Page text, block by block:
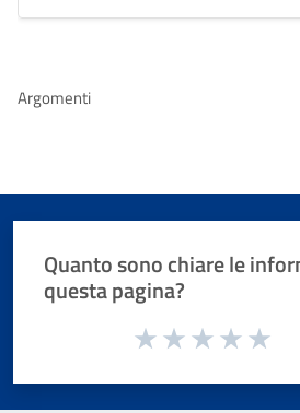
Argomenti
Quanto sono chiare le
questa pagina?
Valuta da 1 a 5 stelle la pagina